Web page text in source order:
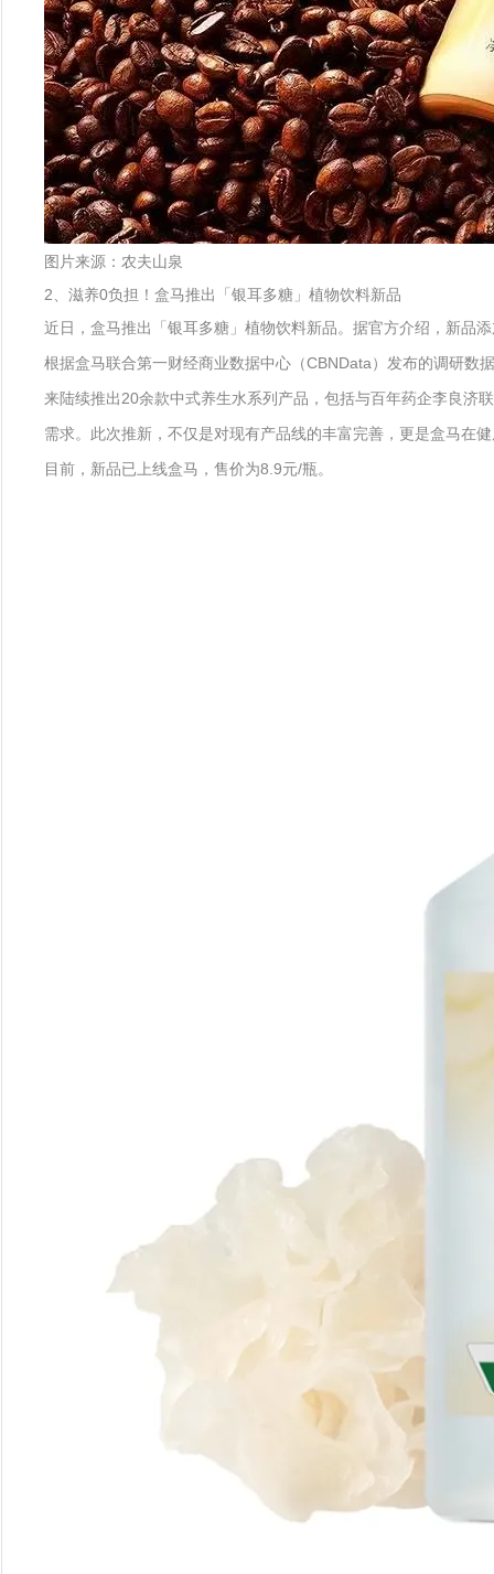
图片来源：农夫山泉
2、滋养0负担！盒马推出「银耳多糖」植物饮料新品
近日，盒马推出「银耳多糖」植物饮料新品。据官方介绍，新品
根据盒马联合第一财经商业数据中心（CBNData）发布的调研数
来陆续推出20余款中式养生水系列产品，包括与百年药企李良济
需求。此次推新，不仅是对现有产品线的丰富完善，更是盒马在
目前，新品已上线盒马，售价为8.9元/瓶。